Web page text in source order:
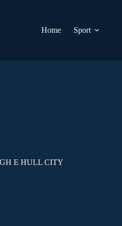
Home
Sport
E HULL CITY